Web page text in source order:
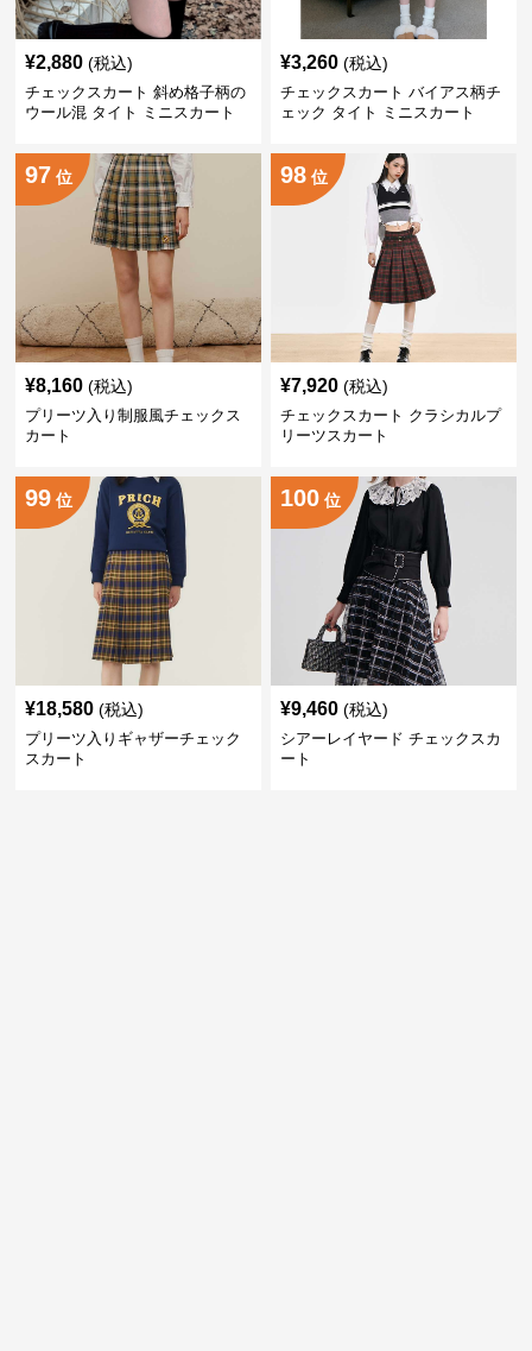
¥2,880 (税込)
チェックスカート 斜め格子柄の
ウール混 タイト ミニスカート
¥3,260 (税込)
チェックスカート バイアス柄チ
ェック タイト ミニスカート
97 位
¥8,160 (税込)
プリーツ入り制服風チェックス
カート
98 位
¥7,920 (税込)
チェックスカート クラシカルプ
リーツスカート
99 位
¥18,580 (税込)
プリーツ入りギャザーチェック
スカート
100 位
¥9,460 (税込)
シアーレイヤード チェックスカ
ート